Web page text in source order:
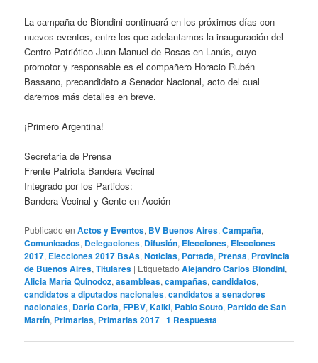
La campaña de Biondini continuará en los próximos días con
nuevos eventos, entre los que adelantamos la inauguración del
Centro Patriótico Juan Manuel de Rosas en Lanús, cuyo
promotor y responsable es el compañero Horacio Rubén
Bassano, precandidato a Senador Nacional, acto del cual
daremos más detalles en breve.
¡Primero Argentina!
Secretaría de Prensa
Frente Patriota Bandera Vecinal
Integrado por los Partidos:
Bandera Vecinal y Gente en Acción
Publicado en Actos y Eventos, BV Buenos Aires,Campaña,
Comunicados, Delegaciones, Difusión, Elecciones, Elecciones
2017, Elecciones 2017 BsAs,Noticias, Portada, Prensa, Provincia
de Buenos Aires,Titulares | Etiquetado Alejandro Carlos Biondini,
Alicia María Quinodoz,asambleas,campañas,candidatos,
candidatos a diputados nacionales,candidatos a senadores
nacionales, Darío Coria,FPBV,Kalki, Pablo Souto, Partido de San
Martín, Primarias, Primarias 2017 |1 Respuesta